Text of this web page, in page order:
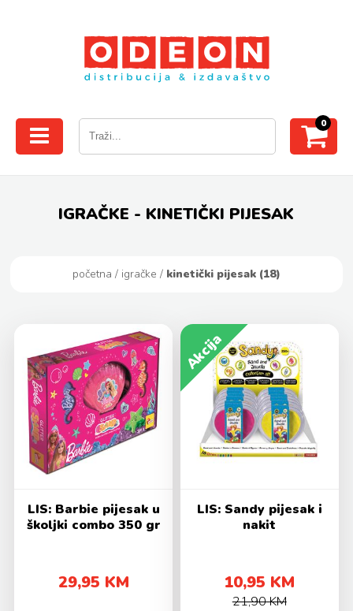
0
IGRAČKE - KINETIČKI PIJESAK
početna / igračke / kinetički pijesak (18)
LIS: Barbie pijesak u
školjki combo 350 gr
29,95 KM
Akcija
LIS: Sandy pijesak i
nakit
10,95 KM
21,90 KM